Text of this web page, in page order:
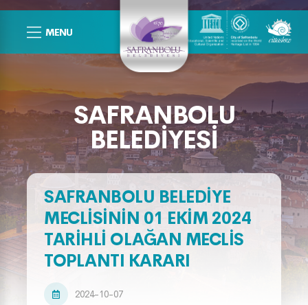
MENU
SAFRANBOLU
BELEDIYESI
SAFRANBOLU BELEDİYE
MECLİSİNİN 01 EKİM 2024
TARİHLİ OLAĞAN MECLİS
TOPLANTI KARARI
2024-10-07